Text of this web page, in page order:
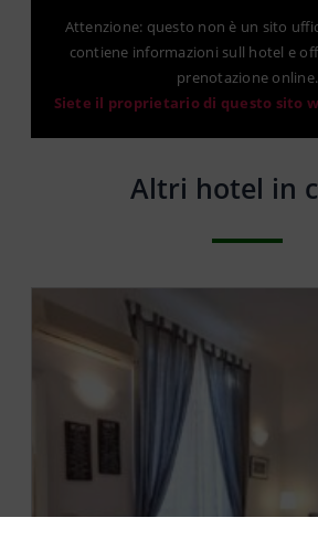
Attenzione: questo non è un sito
contiene informazioni sull hotel e
prenotazione online.
Siete il proprietario di questo sito
Altri hotel in